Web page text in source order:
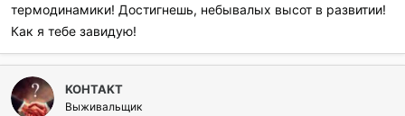
термодинамики! Достигнешь, небывалых высот в развитии!
Как я тебе завидую!
KOHTAKT
Выживальщик